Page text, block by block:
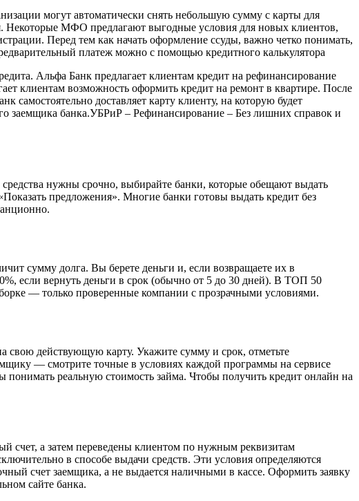
могут автоматически снять небольшую сумму с карты для
Некоторые МФО предлагают выгодные условия для новых клиентов,
Перед тем как начать оформление ссуды, важно четко понимать,
платеж можно с помощью кредитного калькулятора
Альфа Банк предлагает клиентам кредит на рефинансирование
клиентам возможность оформить кредит на ремонт в квартире. После
самостоятельно доставляет карту клиенту, на которую будет
заемщика банка.УБРиР – Рефинансирование – Без лишних справок и
нужны срочно, выбирайте банки, которые обещают выдать
предложения». Многие банки готовы выдать кредит без
сумму долга. Вы берете деньги и, если возвращаете их в
если вернуть деньги в срок (обычно от 5 до 30 дней). В ТОП 50
— только проверенные компании с прозрачными условиями.
свою действующую карту. Укажите сумму и срок, отметьте
— смотрите точные в условиях каждой программы на сервисе
реальную стоимость займа. Чтобы получить кредит онлайн на
счет, а затем переведены клиентом по нужным реквизитам
в способе выдачи средств. Эти условия определяются
счет заемщика, а не выдается наличными в кассе. Оформить заявку
сайте банка.